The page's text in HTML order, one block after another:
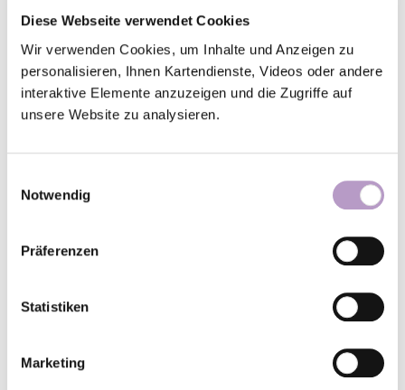
Diese Webseite verwendet Cookies
Wir verwenden Cookies, um Inhalte und Anzeigen zu
personalisieren, Ihnen Kartendienste, Videos oder andere
interaktive Elemente anzuzeigen und die Zugriffe auf
unsere Website zu analysieren.
Notwendig
Präferenzen
Statistiken
Marketing
Goldenstein
Gottesdienst, Religiöse Gemeinschaften,
Kirche und Judentum,
Liturgiewissenschaftliches Institut Leipzig
Christine Leukefeld